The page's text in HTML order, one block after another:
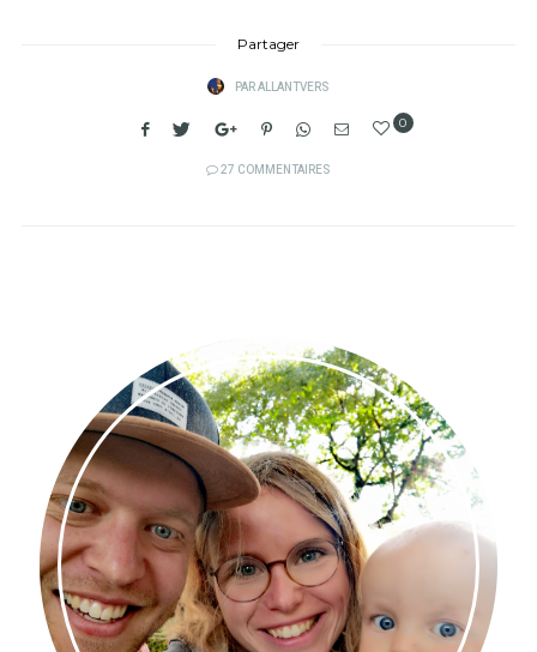
Partager
PARALLANTVERS
0
27 COMMENTAIRES